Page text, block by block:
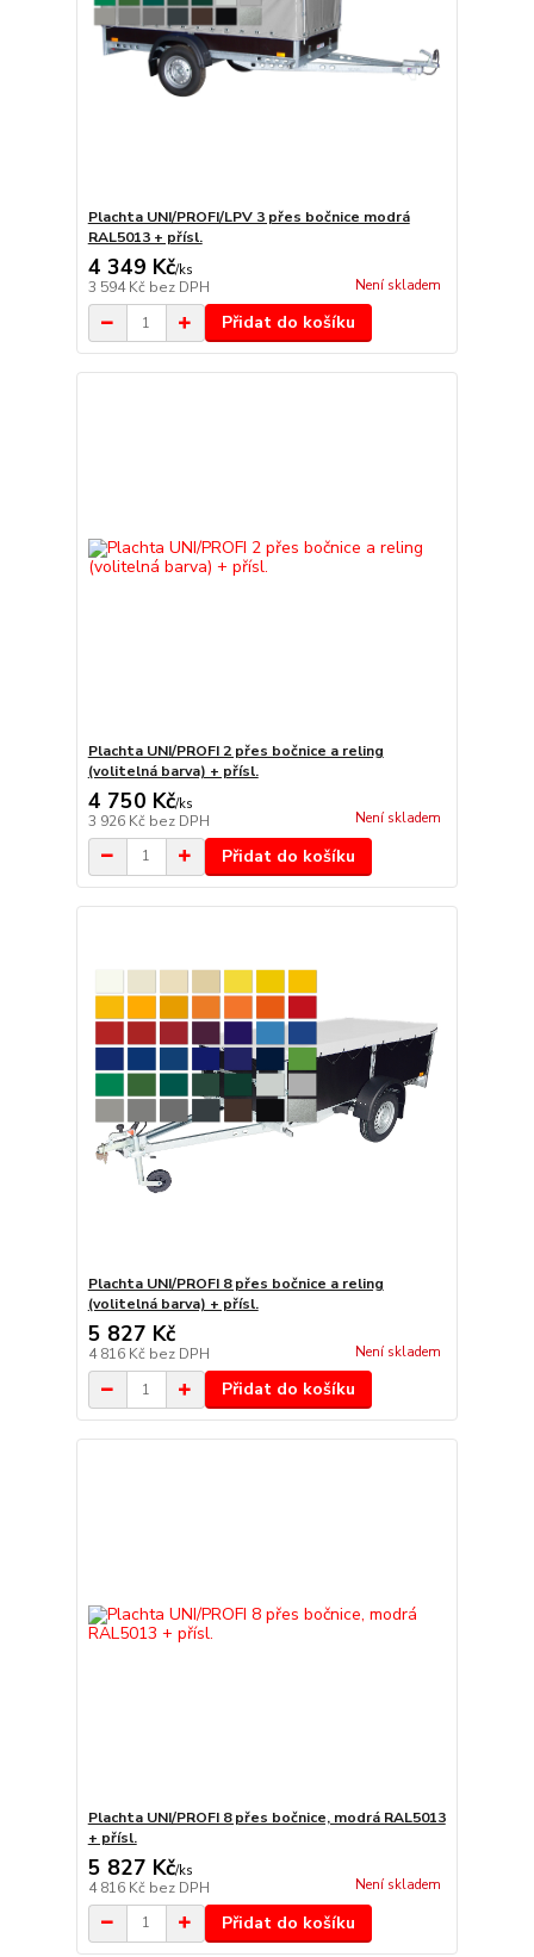
Plachta UNI/PROFI/LPV 3 přes bočnice modrá
RAL5013 + přísl.
4 349 Kč/ks
3 594 Kč bez DPH Není skladem
Přidat do košíku
Plachta UNI/PROFI 2 přes bočnice a reling
(volitelná barva) + přísl.
4 750 Kč/ks
3 926 Kč bez DPH Není skladem
Přidat do košíku
Plachta UNI/PROFI 8 přes bočnice a reling
(volitelná barva) + přísl.
5 827 Kč
4 816 Kč bez DPH Není skladem
Přidat do košíku
Plachta UNI/PROFI 8 přes bočnice, modrá RAL5013
+ přísl.
5 827 Kč/ks
4 816 Kč bez DPH Není skladem
Přidat do košíku